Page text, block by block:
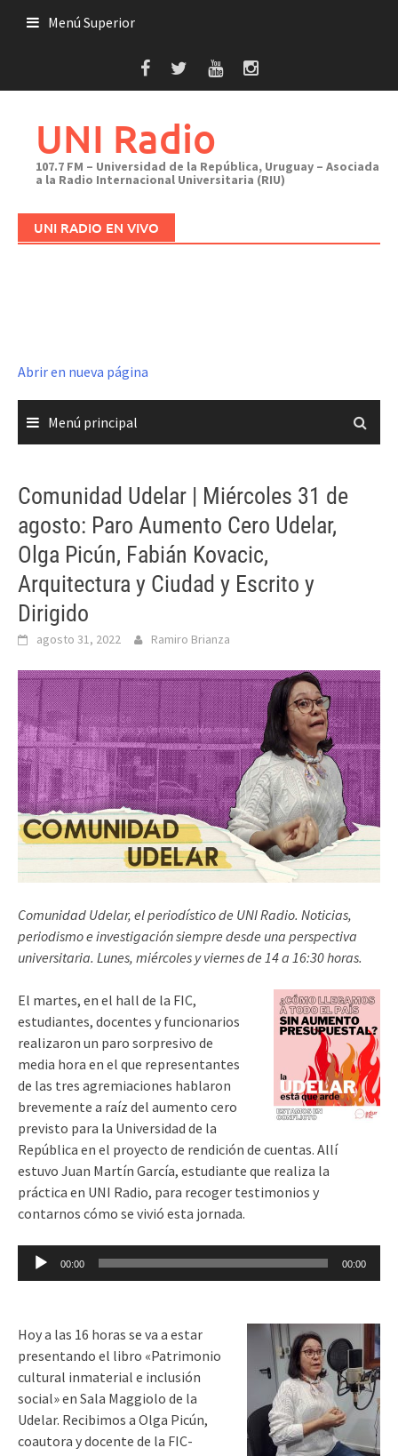
Menú Superior
UNI Radio
107.7 FM – Universidad de la República, Uruguay – Asociada
a la Radio Internacional Universitaria (RIU)
UNI RADIO EN VIVO
Abrir en nueva página
Menú principal
Comunidad Udelar | Miércoles 31 de
agosto: Paro Aumento Cero Udelar,
Olga Picún, Fabián Kovacic,
Arquitectura y Ciudad y Escrito y
Dirigido
agosto 31, 2022 Ramiro Brianza
Comunidad Udelar, el periodístico de UNI Radio. Noticias,
periodismo e investigación siempre desde una perspectiva
universitaria. Lunes, miércoles y viernes de 14 a 16:30 horas.
El martes, en el hall de la FIC,
estudiantes, docentes y funcionarios
realizaron un paro sorpresivo de
media hora en el que representantes
de las tres agremiaciones hablaron
brevemente a raíz del aumento cero
previsto para la Universidad de la
República en el proyecto de rendición de cuentas. Allí
estuvo Juan Martín García, estudiante que realiza la
práctica en UNI Radio, para recoger testimonios y
contarnos cómo se vivió esta jornada.
Reproductor
00:00 00:00
Hoy a las 16 horas se va a estar
presentando el libro «Patrimonio
cultural inmaterial e inclusión
social» en Sala Maggiolo de la
Udelar. Recibimos a Olga Picún,
coautora y docente de la FIC-